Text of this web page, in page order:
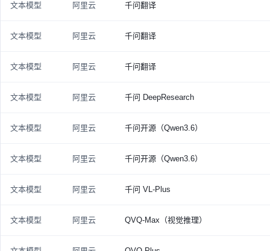
文本模型 阿里云 千问翻译
文本模型 阿里云 千问翻译
文本模型 阿里云 千问翻译
文本模型 阿里云 千问 DeepResearch
文本模型 阿里云 千问开源（Qwen3.6）
文本模型 阿里云 千问开源（Qwen3.6）
文本模型 阿里云 千问 VL-Plus
文本模型 阿里云 QVQ-Max（视觉推理）